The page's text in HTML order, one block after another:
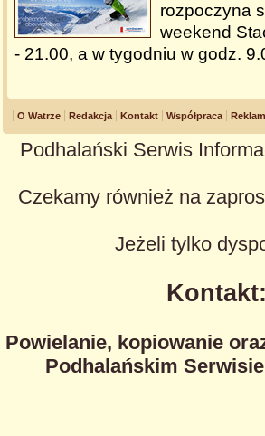
rozpoczyna
weekend
- 21.00, a w tygodniu w godz.
O Watrze Redakcja Kontakt Współpraca
Podhalański Serwis
Czekamy również na
Jeżeli tylko
Kontakt:
Powielanie, kopiowanie
Podhalańskim